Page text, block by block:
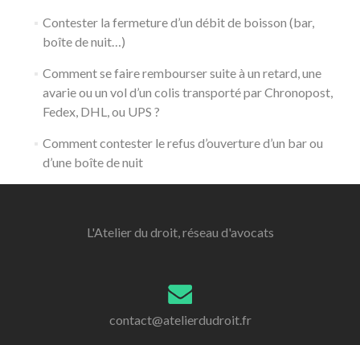
Contester la fermeture d’un débit de boisson (bar,
boîte de nuit…)
Comment se faire rembourser suite à un retard, une
avarie ou un vol d’un colis transporté par Chronopost,
Fedex, DHL, ou UPS ?
Comment contester le refus d’ouverture d’un bar ou
d’une boîte de nuit
L'Atelier du droit, réseau d'avocats
contact@atelierdudroit.fr